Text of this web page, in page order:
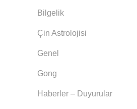
Bilgelik
Çin Astrolojisi
Genel
Gong
Haberler – Duyurular